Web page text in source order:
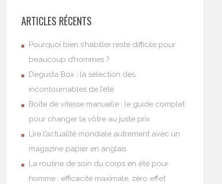
ARTICLES RÉCENTS
Pourquoi bien s’habiller reste difficile pour
beaucoup d’hommes ?
Degusta Box : la sélection des
incontournables de l’été
Boîte de vitesse manuelle : le guide complet
pour changer la vôtre au juste prix
Lire l’actualité mondiale autrement avec un
magazine papier en anglais
La routine de soin du corps en été pour
homme : efficacité maximale, zéro effet